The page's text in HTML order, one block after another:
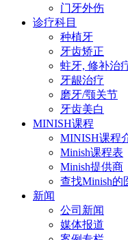
门牙外伤
诊疗科目
种植牙
牙齿矫正
蛀牙, 修补治
牙龈治疗
磨牙/颚关节
牙齿美白
MINISH课程
MINISH课程
Minish课程表
Minish提供商
查找Minish的
新闻
公司新闻
媒体报道